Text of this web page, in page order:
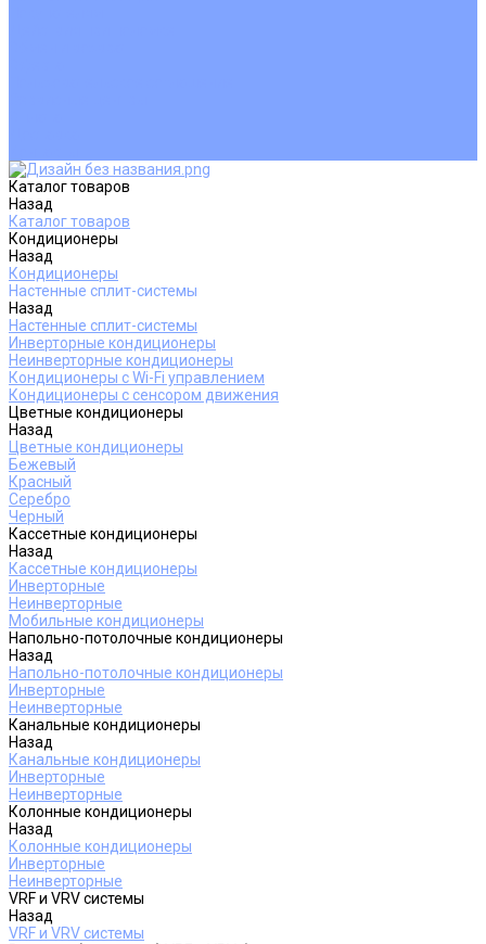
Каталог товаров
Назад
Каталог товаров
Кондиционеры
Назад
Кондиционеры
Настенные сплит-системы
Назад
Настенные сплит-системы
Инверторные кондиционеры
Неинверторные кондиционеры
Кондиционеры с Wi-Fi управлением
Кондиционеры с сенсором движения
Цветные кондиционеры
Назад
Цветные кондиционеры
Бежевый
Красный
Серебро
Черный
Кассетные кондиционеры
Назад
Кассетные кондиционеры
Инверторные
Неинверторные
Мобильные кондиционеры
Напольно-потолочные кондиционеры
Назад
Напольно-потолочные кондиционеры
Инверторные
Неинверторные
Канальные кондиционеры
Назад
Канальные кондиционеры
Инверторные
Неинверторные
Колонные кондиционеры
Назад
Колонные кондиционеры
Инверторные
Неинверторные
VRF и VRV системы
Назад
VRF и VRV системы